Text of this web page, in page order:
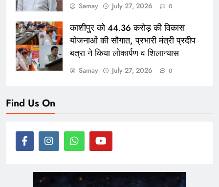
Samay July 27, 2026 0
काशीपुर को 44.36 करोड़ की विकास
योजनाओं की सौगात, प्रभारी मंत्री प्रदीप
बत्रा ने किया लोकार्पण व शिलान्यास
Samay July 27, 2026 0
Find Us On